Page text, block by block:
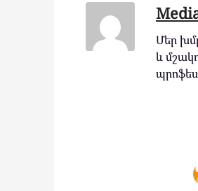
Մեր
և